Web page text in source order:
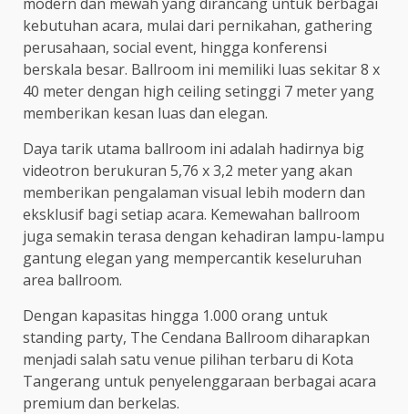
kebutuhan acara, mulai dari pernikahan, gathering
perusahaan, social event, hingga konferensi
berskala besar. Ballroom ini memiliki luas sekitar 8 x
40 meter dengan high ceiling setinggi 7 meter yang
memberikan kesan luas dan elegan.
Daya tarik utama ballroom ini adalah hadirnya big
videotron berukuran 5,76 x 3,2 meter yang akan
memberikan pengalaman visual lebih modern dan
eksklusif bagi setiap acara. Kemewahan ballroom
juga semakin terasa dengan kehadiran lampu-lampu
gantung elegan yang mempercantik keseluruhan
area ballroom.
Dengan kapasitas hingga 1.000 orang untuk
standing party, The Cendana Ballroom diharapkan
menjadi salah satu venue pilihan terbaru di Kota
Tangerang untuk penyelenggaraan berbagai acara
premium dan berkelas.